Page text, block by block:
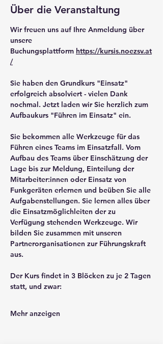
Über die Veranstaltung
Wir freuen uns auf Ihre Anmeldung über
unsere
Buchungsplattform https://kursis.noezsv.at
/
Sie haben den Grundkurs "Einsatz"
erfolgreich absolviert - vielen Dank
nochmal. Jetzt laden wir Sie herzlich zum
Aufbaukurs "Führen im Einsatz" ein.
Sie bekommen alle Werkzeuge für das
Führen eines Teams im Einsatzfall. Vom
Aufbau des Teams über Einschätzung der
Lage bis zur Meldung, Einteilung der
Mitarbeiter:innen oder Einsatz von
Funkgeräten erlernen und beüben Sie alle
Aufgabenstellungen. Sie lernen alles über
die Einsatzmöglichleiten der zu
Verfügung stehenden Werkzeuge. Wir
bilden Sie zusammen mit unseren
Partnerorganisationen zur Führungskraft
aus.
Der Kurs findet in 3 Blöcken zu je 2 Tagen
statt, und zwar:
Mehr anzeigen